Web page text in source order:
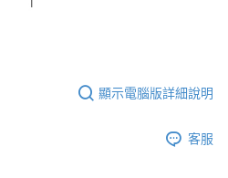
顯示電腦版詳細說明
客服